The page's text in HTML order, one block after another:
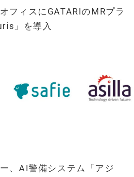
フィスにGATARIのMRプラ
」を導入
、AI警備システム「アジ